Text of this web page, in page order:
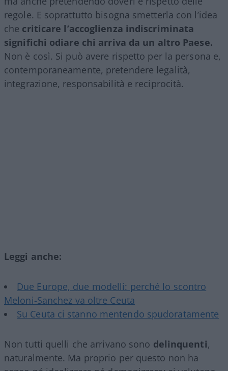
regole. E soprattutto bisogna smetterla con l’idea
che criticare l’accoglienza indiscriminata
significhi odiare chi arriva da un altro Paese.
Non è così. Si può avere rispetto per la persona e,
contemporaneamente, pretendere legalità,
integrazione, responsabilità e reciprocità.
Leggi anche:
Due Europe, due modelli: perché lo scontro
Meloni-Sanchez va oltre Ceuta
Su Ceuta ci stanno mentendo spudoratamente
Non tutti quelli che arrivano sono delinquenti,
naturalmente. Ma proprio per questo non ha